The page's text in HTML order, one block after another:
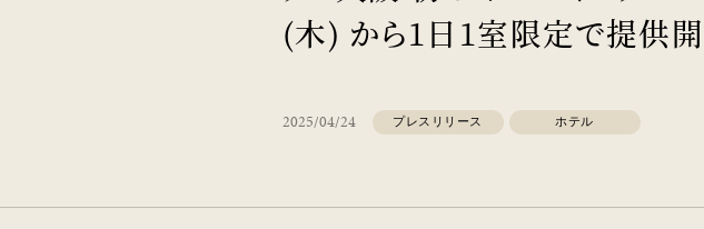
(木) から1日1室限定で提供
2025/04/24 プレスリリース ホテル